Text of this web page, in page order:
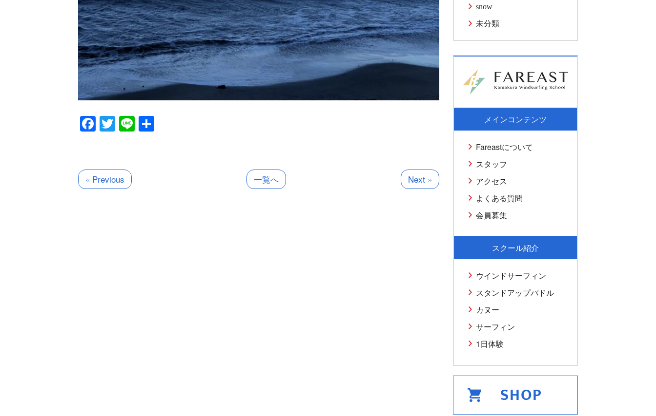
Facebook
Twitter
Line
« Previous 一覧へ Next »
snow
未分類
メインコンテンツ
Fareastについて
スタッフ
アクセス
よくある質問
会員募集
スクール紹介
ウインドサーフィン
スタンドアップパドル
カヌー
サーフィン
1日体験